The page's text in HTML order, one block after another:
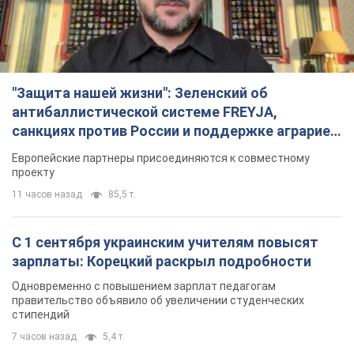
"Защита нашей жизни": Зеленский об
антибаллистической системе FREYJA,
санкциях против России и поддержке аграриев.
Видео
Европейские партнеры присоединяются к совместному
проекту
11 часов назад 85,5 т.
С 1 сентября украинским учителям повысят
зарплаты: Корецкий раскрыл подробности
Одновременно с повышением зарплат педагогам
правительство объявило об увеличении студенческих
стипендий
7 часов назад 5,4 т.